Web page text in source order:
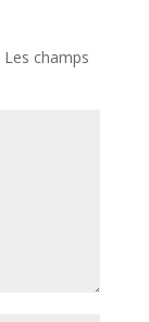
Les champs